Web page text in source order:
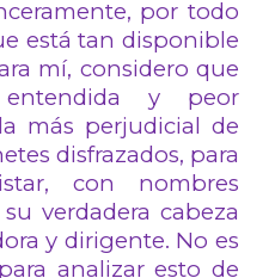
por todo
está tan disponible
mí, considero que
y peor
más perjudicial de
disfrazados, para
con nombres
verdadera cabeza
y dirigente. No es
analizar esto de